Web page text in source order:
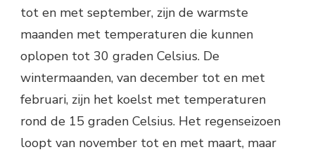
tot en met september, zijn de warmste
maanden met temperaturen die kunnen
oplopen tot 30 graden Celsius. De
wintermaanden, van december tot en met
februari, zijn het koelst met temperaturen
rond de 15 graden Celsius. Het regenseizoen
loopt van november tot en met maart, maar